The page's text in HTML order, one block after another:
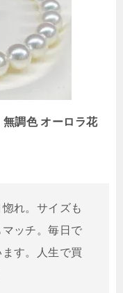
調色 オーロラ花
れ。サイズも
ッチ。毎日で
す。人生で買